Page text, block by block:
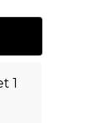
1